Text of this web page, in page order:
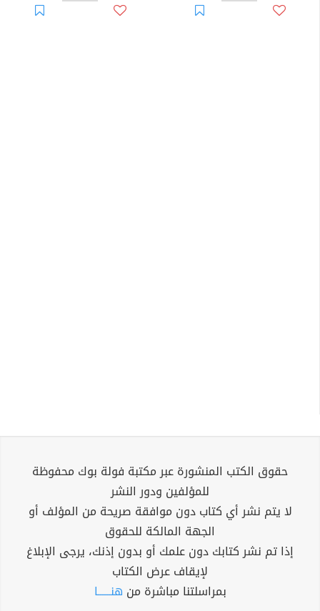
حقوق الكتب المنشورة عبر مكتبة فولة بوك محفوظة
للمؤلفين ودور النشر
لا يتم نشر أي كتاب دون موافقة صريحة من المؤلف أو
الجهة المالكة للحقوق
إذا تم نشر كتابك دون علمك أو بدون إذنك، يرجى الإبلاغ
لإيقاف عرض الكتاب
بمراسلتنا مباشرة من هنــــــا